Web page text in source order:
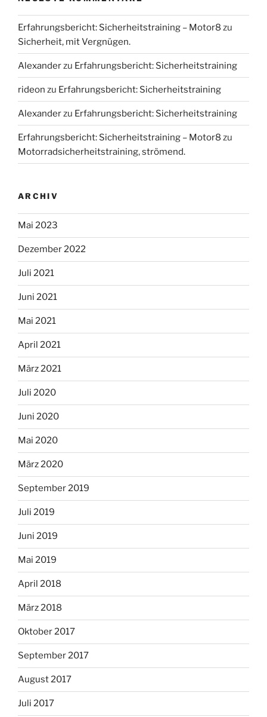
Erfahrungsbericht: Sicherheitstraining – Motor8 zu
Sicherheit, mit Vergnügen.
Alexanderzu Erfahrungsbericht: Sicherheitstraining
rideon zu Erfahrungsbericht: Sicherheitstraining
Alexanderzu Erfahrungsbericht: Sicherheitstraining
Erfahrungsbericht: Sicherheitstraining – Motor8 zu
Motorradsicherheitstraining, strömend.
ARCHIV
Mai 2023
Dezember 2022
Juli 2021
Juni 2021
Mai 2021
April 2021
März 2021
Juli 2020
Juni 2020
Mai 2020
März 2020
September 2019
Juli 2019
Juni 2019
Mai 2019
April 2018
März 2018
Oktober 2017
September 2017
August 2017
Juli 2017